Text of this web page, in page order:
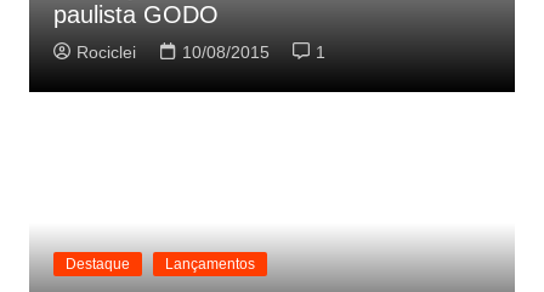
paulista GODO
Rociclei 10/08/2015 1
Destaque Lançamentos